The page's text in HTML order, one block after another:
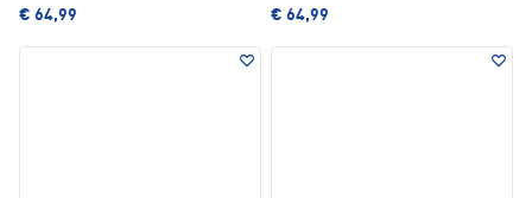
€ 64,99 € 64,99